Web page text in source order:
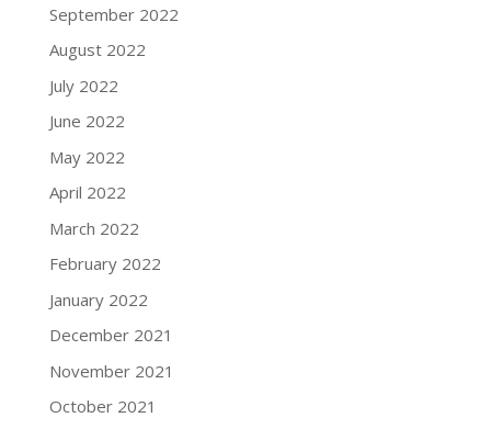
September 2022
August 2022
July 2022
June 2022
May 2022
April 2022
March 2022
February 2022
January 2022
December 2021
November 2021
October 2021